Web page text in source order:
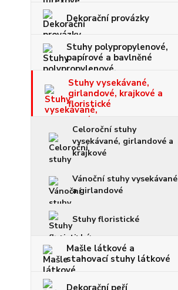
Dekorační provázky
Stuhy polypropylenové,
papírové a bavlněné
Stuhy vysekávané,
girlandové, krajkové a
floristické
Celoroční stuhy
vysekávané, girlandové a
krajkové
Vánoční stuhy vysekávané
a girlandové
Stuhy floristické
Mašle látkové a
stahovací stuhy látkové
Dekorační peří